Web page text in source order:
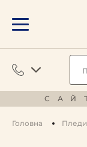
Головна Пледи